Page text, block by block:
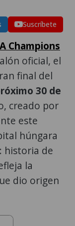
Suscríbete
Champions
oficial, el
final del
30 de
creado por
este
húngara
historia de
la
dio origen